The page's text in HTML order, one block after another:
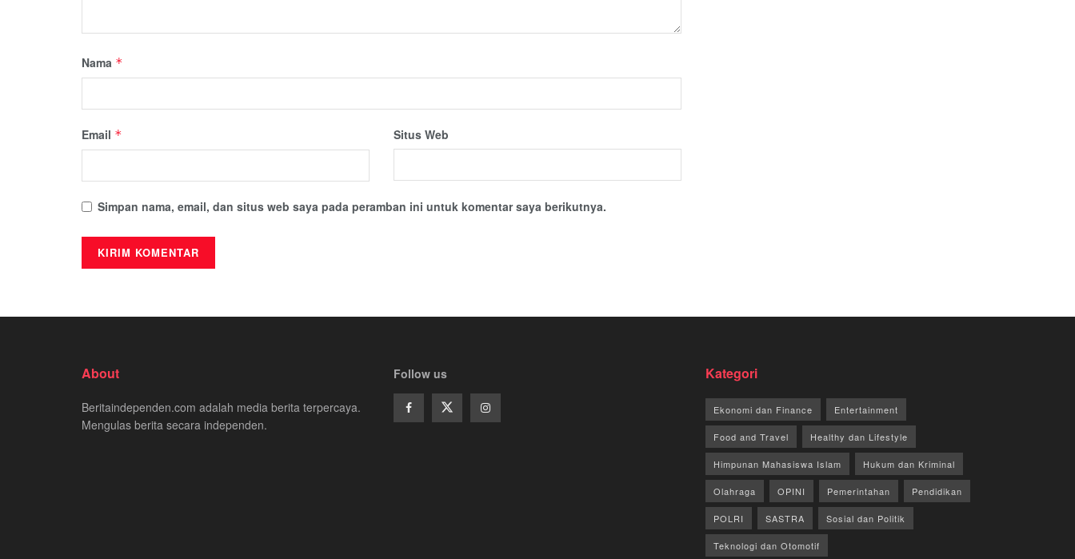
Nama *
Email * Situs Web
Simpan nama, email, dan situs web saya pada peramban ini untuk komentar saya berikutnya.
About
Beritaindependen.com adalah media berita terpercaya.
Mengulas berita secara independen.
Follow us Kategori
Ekonomi dan Finance Entertainment
Food and Travel Healthy dan Lifestyle
Himpunan Mahasiswa Islam Hukum dan Kriminal
Olahraga OPINI Pemerintahan Pendidikan
POLRI SASTRA Sosial dan Politik
Teknologi dan Otomotif